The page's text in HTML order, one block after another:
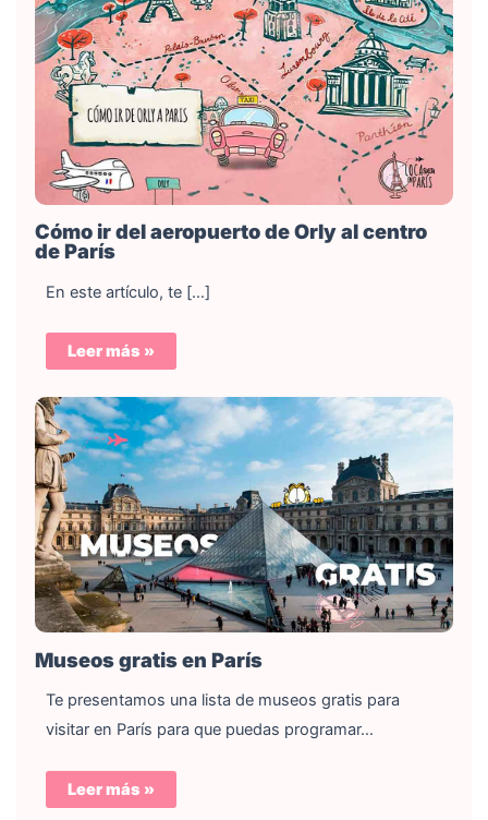
Cómo ir del aeropuerto de Orly al centro
de París
En este artículo, te […]
Leer más »
Museos gratis en París
Te presentamos una lista de museos gratis para
visitar en París para que puedas programar…
Leer más »